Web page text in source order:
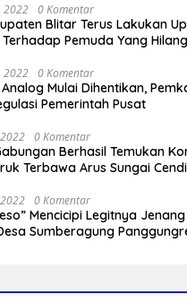
2022 0 Komentar
Blitar Terus Lakukan
Pemuda Yang
2022 0 Komentar
Mulai Dihentikan,
Pemerintah Pusat
0 Komentar
Berhasil Temukan
Terbawa Arus Sungai
0 Komentar
Mencicipi Legitnya
Sumberagung